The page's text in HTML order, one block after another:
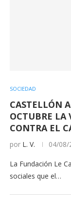
SOCIEDAD
CASTELLÓN
OCTUBRE LA
CONTRA EL
por L. V. 04/08/
La Fundación Le
sociales que el…